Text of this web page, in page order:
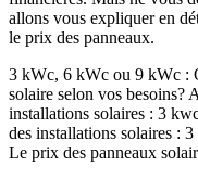
allons vous expliquer en
le prix des panneaux.
3 kWc, 6 kWc ou 9 kWc :
solaire selon vos besoins?
installations solaires : 3
des installations solaires :
Le prix des panneaux